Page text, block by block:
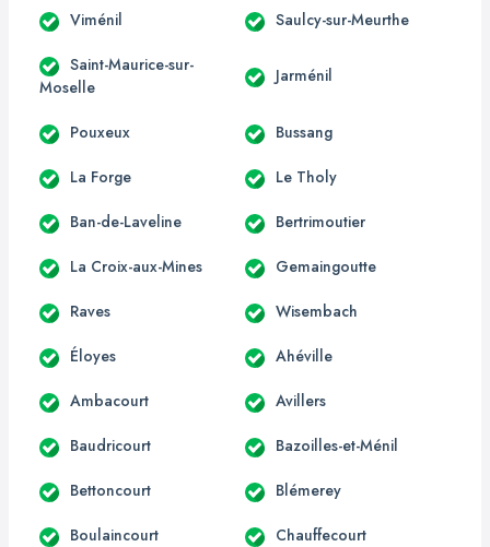
Viménil Saulcy-sur-Meurthe
Saint-Maurice-sur-
Moselle
Jarménil
Pouxeux Bussang
La Forge Le Tholy
Ban-de-Laveline Bertrimoutier
La Croix-aux-Mines Gemaingoutte
Raves Wisembach
Éloyes Ahéville
Ambacourt Avillers
Baudricourt Bazoilles-et-Ménil
Bettoncourt Blémerey
Boulaincourt Chauffecourt